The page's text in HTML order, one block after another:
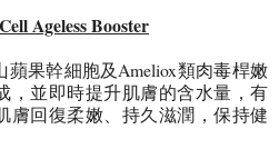
Ageless Booster
果幹細胞及Ameliox類肉毒桿嫩
，並即時提升肌膚的含水量，有
膚回復柔嫩、持久滋潤，保持健